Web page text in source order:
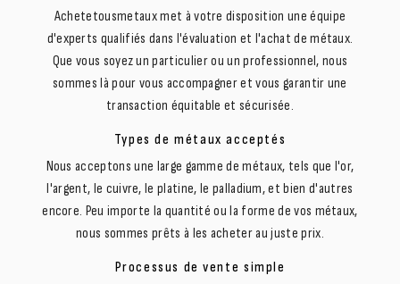
Achetetousmetaux met à votre disposition une équipe
d'experts qualifiés dans l'évaluation et l'achat de métaux.
Que vous soyez un particulier ou un professionnel, nous
sommes là pour vous accompagner et vous garantir une
transaction équitable et sécurisée.
Types de métaux acceptés
Nous acceptons une large gamme de métaux, tels que l'or,
l'argent, le cuivre, le platine, le palladium, et bien d'autres
encore. Peu importe la quantité ou la forme de vos métaux,
nous sommes prêts à les acheter au juste prix.
Processus de vente simple